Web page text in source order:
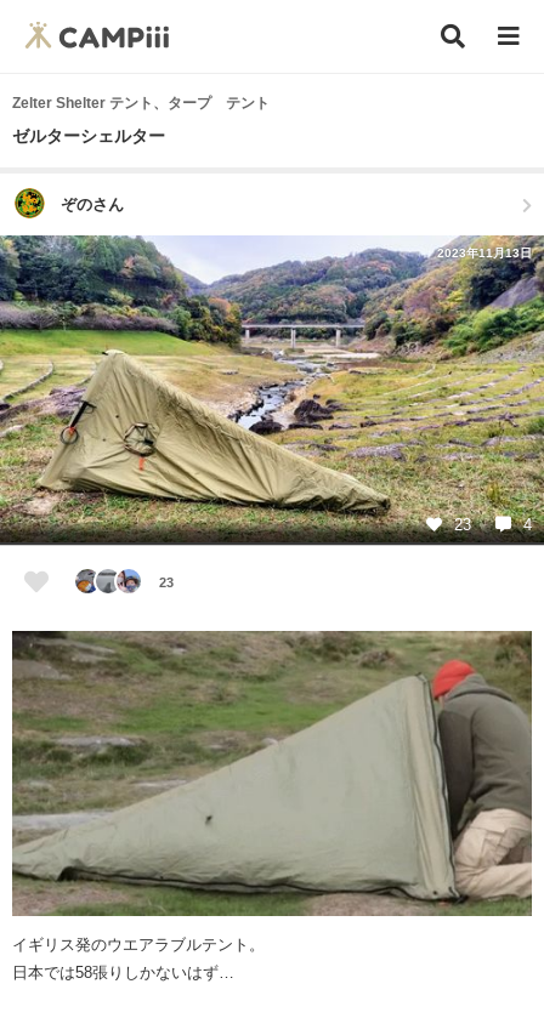
Zelter Shelter テント、タープ テント
ゼルターシェルター
ぞのさん
2023年11月13日
23 4
23
イギリス発のウエアラブルテント。
日本では58張りしかないはず…